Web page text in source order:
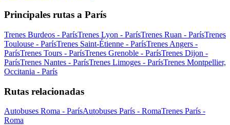
Principales rutas a París
Trenes Burdeos - ParísTrenes Lyon - ParísTrenes Ruan - ParísTrenes
Toulouse - ParísTrenes Saint-Étienne - ParísTrenes Angers -
ParísTrenes Tours - ParísTrenes Grenoble - ParísTrenes Dijon -
ParísTrenes Nantes - ParísTrenes Limoges - ParísTrenes Montpellier,
Occitania - París
Rutas relacionadas
Autobuses Roma - ParísAutobuses París - RomaTrenes París -
Roma